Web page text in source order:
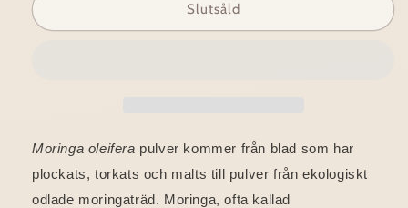
powder
powder
Slutsåld
Moringa oleifera pulver kommer från blad som har
plockats, torkats och malts till pulver från ekologiskt
odlade moringaträd. Moringa, ofta kallad